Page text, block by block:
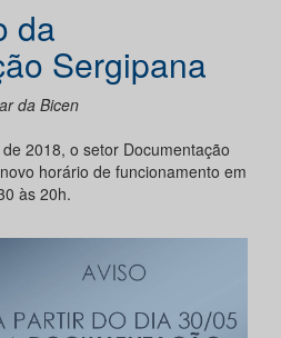
da
Sergipana
da Bicen
2018, o setor Documentação
horário de funcionamento em
às 20h.